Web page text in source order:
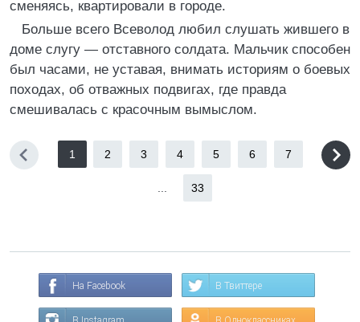
сменяясь, квартировали в городе.
Больше всего Всеволод любил слушать жившего в
доме слугу — отставного солдата. Мальчик способен
был часами, не уставая, внимать историям о боевых
походах, об отважных подвигах, где правда
смешивалась с красочным вымыслом.
1 2 3 4 5 6 7
33
На Facebook В Твиттере